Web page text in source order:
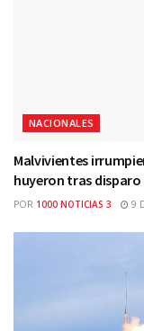
NACIONALES
Malvivientes
huyeron tras disparo
POR 1000 NOTICIAS 3 9